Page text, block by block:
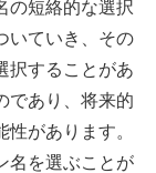
の短絡的な選択
いていき、その
択することがあ
であり、将来的
があります。
名を選ぶことが